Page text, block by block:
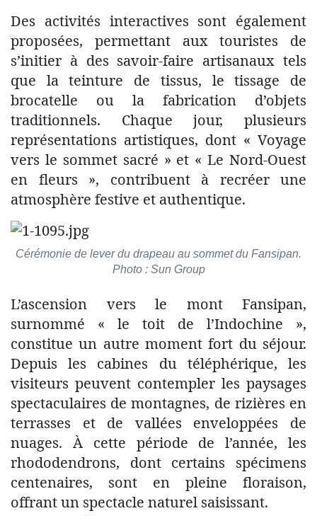
Des activités interactives sont également
proposées, permettant aux touristes de
s’initier à des savoir-faire artisanaux tels
que la teinture de tissus, le tissage de
brocatelle ou la fabrication d’objets
traditionnels. Chaque jour, plusieurs
représentations artistiques, dont « Voyage
vers le sommet sacré » et « Le Nord-Ouest
en fleurs », contribuent à recréer une
atmosphère festive et authentique.
Cérémonie de lever du drapeau au sommet du Fansipan.
Photo : Sun Group
L’ascension vers le mont Fansipan,
surnommé « le toit de l’Indochine »,
constitue un autre moment fort du séjour.
Depuis les cabines du téléphérique, les
visiteurs peuvent contempler les paysages
spectaculaires de montagnes, de rizières en
terrasses et de vallées enveloppées de
nuages. À cette période de l’année, les
rhododendrons, dont certains spécimens
centenaires, sont en pleine floraison,
offrant un spectacle naturel saisissant.